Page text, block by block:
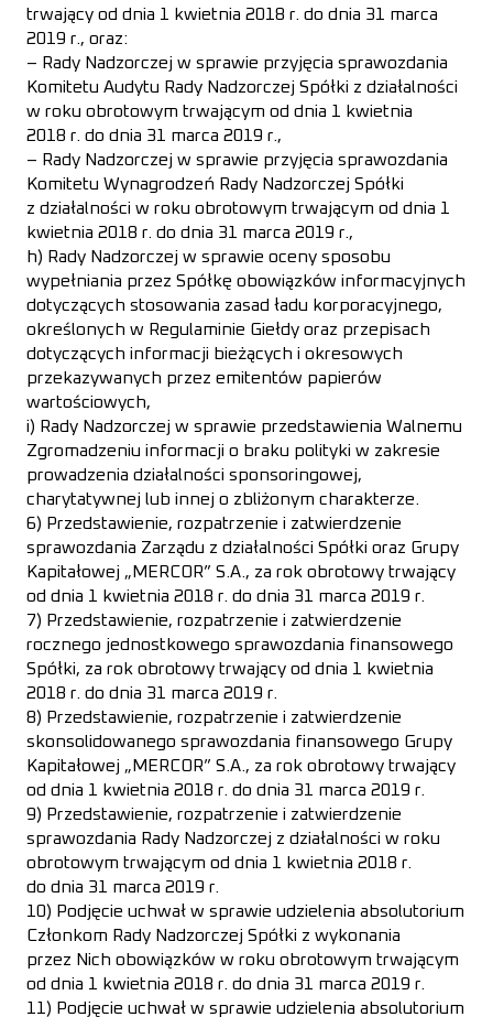
trwający od dnia 1 kwietnia 2018 r. do dnia 31 marca
2019 r., oraz:
– Rady Nadzorczej w sprawie przyjęcia sprawozdania
Komitetu Audytu Rady Nadzorczej Spółki z działalności
w roku obrotowym trwającym od dnia 1 kwietnia
2018 r. do dnia 31 marca 2019 r.,
– Rady Nadzorczej w sprawie przyjęcia sprawozdania
Komitetu Wynagrodzeń Rady Nadzorczej Spółki
z działalności w roku obrotowym trwającym od dnia 1
kwietnia 2018 r. do dnia 31 marca 2019 r.,
h) Rady Nadzorczej w sprawie oceny sposobu
wypełniania przez Spółkę obowiązków informacyjnych
dotyczących stosowania zasad ładu korporacyjnego,
określonych w Regulaminie Giełdy oraz przepisach
dotyczących informacji bieżących i okresowych
przekazywanych przez emitentów papierów
wartościowych,
i) Rady Nadzorczej w sprawie przedstawienia Walnemu
Zgromadzeniu informacji o braku polityki w zakresie
prowadzenia działalności sponsoringowej,
charytatywnej lub innej o zbliżonym charakterze.
6) Przedstawienie, rozpatrzenie i zatwierdzenie
sprawozdania Zarządu z działalności Spółki oraz Grupy
Kapitałowej „MERCOR” S.A., za rok obrotowy trwający
od dnia 1 kwietnia 2018 r. do dnia 31 marca 2019 r.
7) Przedstawienie, rozpatrzenie i zatwierdzenie
rocznego jednostkowego sprawozdania finansowego
Spółki, za rok obrotowy trwający od dnia 1 kwietnia
2018 r. do dnia 31 marca 2019 r.
8) Przedstawienie, rozpatrzenie i zatwierdzenie
skonsolidowanego sprawozdania finansowego Grupy
Kapitałowej „MERCOR” S.A., za rok obrotowy trwający
od dnia 1 kwietnia 2018 r. do dnia 31 marca 2019 r.
9) Przedstawienie, rozpatrzenie i zatwierdzenie
sprawozdania Rady Nadzorczej z działalności w roku
obrotowym trwającym od dnia 1 kwietnia 2018 r.
do dnia 31 marca 2019 r.
10) Podjęcie uchwał w sprawie udzielenia absolutorium
Członkom Rady Nadzorczej Spółki z wykonania
przez Nich obowiązków w roku obrotowym trwającym
od dnia 1 kwietnia 2018 r. do dnia 31 marca 2019 r.
11) Podjęcie uchwał w sprawie udzielenia absolutorium